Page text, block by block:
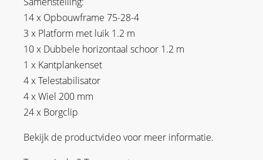
14 x Opbouwframe 75-28-4
3 x Platform met luik 1.2 m
10 x Dubbele horizontaal schoor 1.2 m
1 x Kantplankenset
4 x Telestabilisator
4 x Wiel 200 mm
24 x Borgclip
Bekijk de productvideo voor meer informatie.